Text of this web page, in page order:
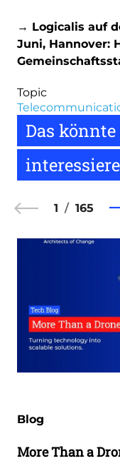
→ Logicalis auf
Juni, Hannover:
Topic
Das
1 165
Blog
More Than a